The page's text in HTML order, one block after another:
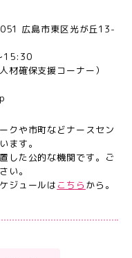
広島市東区光が丘13-
15:30
材確保支援コーナー）
クや市町などナースセン
ます。
した公的な機関です。ご
い。
ジュールは こちら から。